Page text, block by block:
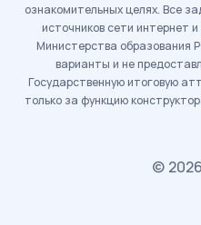
ознакомительных целях. Все
источников сети интернет
Министерства образования
варианты и не
Государственную итоговую
только за функцию
©